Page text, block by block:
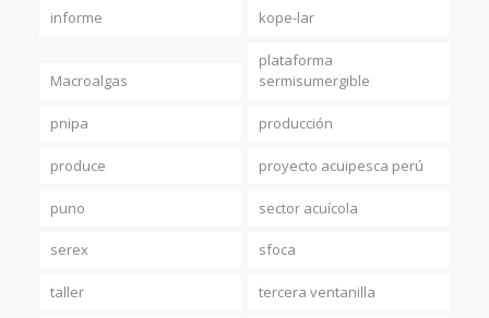
informe kope-lar
Macroalgas
plataforma
sermisumergible
pnipa producción
produce proyecto acuipesca perú
puno sector acuícola
serex sfoca
taller tercera ventanilla